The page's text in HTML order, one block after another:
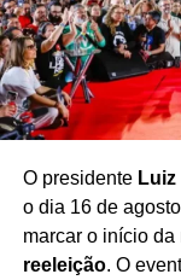
evento
O presidente
o dia 16 de
marcar o início
reeleição. O